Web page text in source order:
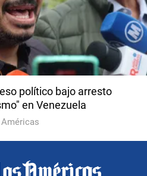
político bajo arresto
en Venezuela
Américas